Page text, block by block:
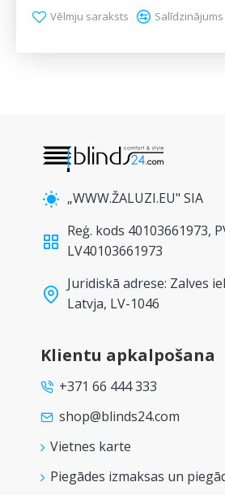
Vēlmju saraksts Salīdzinājums
„WWW.ŽALUZI.EU" SIA
Reģ. kods 40103661973,
LV40103661973
Juridiskā adrese: Zalves
Latvja, LV-1046
Klientu apkalpošana
+371 66 444 333
shop@blinds24.com
Vietnes karte
Piegādes izmaksas un